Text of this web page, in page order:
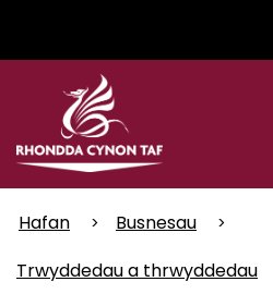
Hafan
Busnesau
Trwyddedau a thrwyddedau